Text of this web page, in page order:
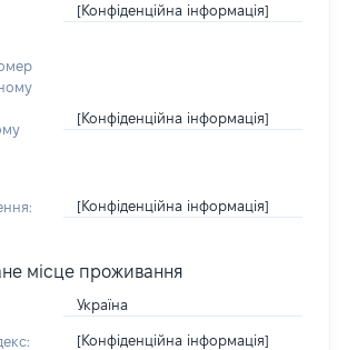
[Конфіденційна інформація]
[Конфіденційна інформація]
[Конфіденційна інформація]
місце проживання
Україна
[Конфіденційна інформація]